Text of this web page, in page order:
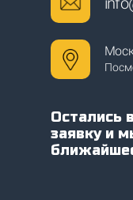
Остались
заявку и